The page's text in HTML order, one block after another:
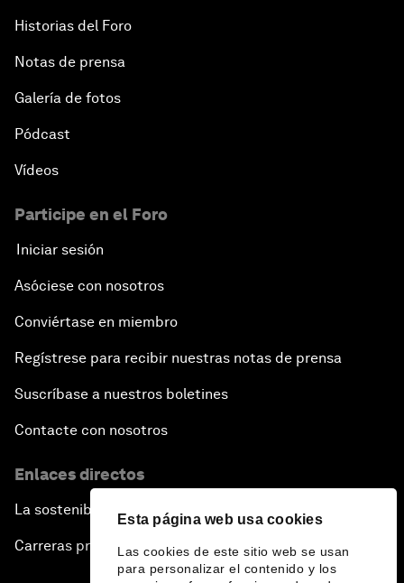
Esta página web usa cookies
Las cookies de este sitio web se usan
para personalizar el contenido y los
Historias del Foro
Notas de prensa
Galería de fotos
Pódcast
Vídeos
Participe en el Foro
Iniciar sesión
Asóciese con nosotros
Conviértase en miembro
Regístrese para recibir nuestras notas de prensa
Suscríbase a nuestros boletines
Contacte con nosotros
Enlaces directos
La sostenibilidad en el Foro
Carreras profesionales